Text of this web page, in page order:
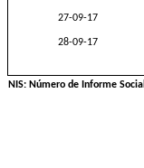
27-09-17
28-09-17
NIS: Número de Informe Social